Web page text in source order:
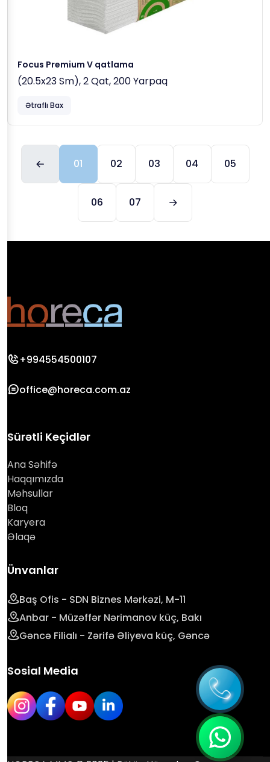
Focus Premium V qatlama
(20.5x23 Sm), 2 Qat, 200 Yarpaq
Ətraflı Bax
01 02 03 04 05
06 07
+994554500107
office@horeca.com.az
Sürətli Keçidlər
Ana Səhifə
Haqqımızda
Məhsullar
Bloq
Karyera
Əlaqə
Ünvanlar
Baş Ofis - SDN Biznes Mərkəzi, M-11
Anbar - Müzəffər Nərimanov küç, Bakı
Gəncə Filialı - Zərifə Əliyeva küç, Gəncə
Sosial Media